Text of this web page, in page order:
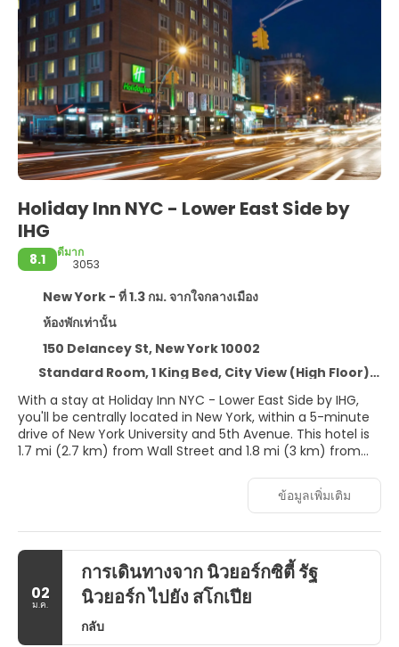
Holiday Inn NYC - Lower East Side by
IHG
8.1
ดีมาก
3053
New York - ที่ 1.3 กม. จากใจกลางเมือง
ห้องพักเท่านั้น
150 Delancey St, New York 10002
Standard Room, 1 King Bed, City View (High Floor),NonSmoking
With a stay at Holiday Inn NYC - Lower East Side by IHG,
you'll be centrally located in New York, within a 5-minute
drive of New York University and 5th Avenue. This hotel is
1.7 mi (2.7 km) from Wall Street and 1.8 mi (3 km) from
Take advantage of recreation opportunities such as a
24-hour fitness center, or other amenities including
complimentary wireless internet access and tour/ticket
assistance. Additional amenities at this hotel include a
banquet hall and a vending machine.
Make yourself at home in one of the 132 air-conditioned
rooms featuring microwaves and LED televisions.
Complimentary wired and wireless internet access keeps
ข้อมูลเพิ่มเติม
02
ม.ค.
การเดินทางจาก นิวยอร์กซิตี้ รัฐ
นิวยอร์ก ไปยัง สโกเปีย
กลับ